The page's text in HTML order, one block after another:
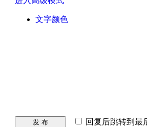
文字颜色
发 布 回复后跳转到最